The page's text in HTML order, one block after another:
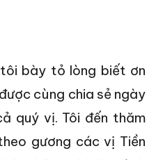
bày tỏ lòng biết ơn
cùng chia sẻ ngày
quý vị. Tôi đến thăm
gương các vị Tiền